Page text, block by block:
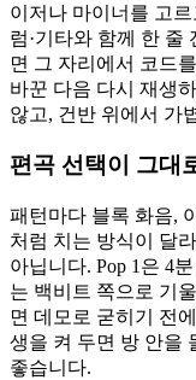
이저나 마이너를 고
럼·기타와 함께 한 줄
면 그 자리에서 코드
바꾼 다음 다시 재생
않고, 건반 위에서 가
편곡 선택이 그대
패턴마다 블록 화음,
처럼 치는 방식이 달
아닙니다. Pop 1은 4
는 백비트 쪽으로 기
면 데모로 굳히기 전
생을 켜 두면 방 안을
좋습니다.